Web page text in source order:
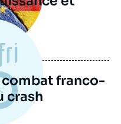
combat franco-
crash